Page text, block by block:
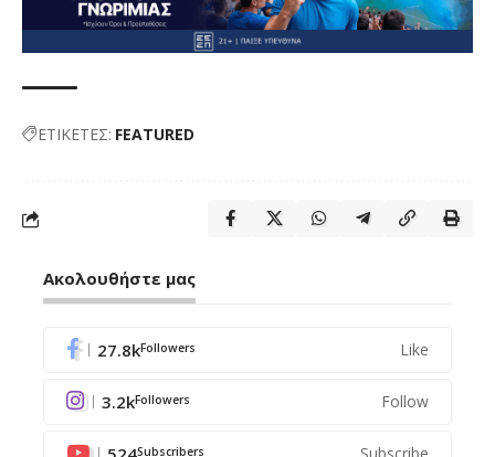
ΕΤΙΚΕΤΕΣ: FEATURED
Ακολουθήστε μας
27.8kFollowers Like
3.2kFollowers Follow
Subscribers